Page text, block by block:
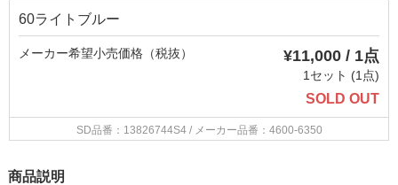
60ライトブルー
メーカー希望小売価格（税抜） ¥11,000 / 1点
1セット (1点)
SOLD OUT
SD品番：13826744S4 / メーカー品番：4600-6350
商品説明